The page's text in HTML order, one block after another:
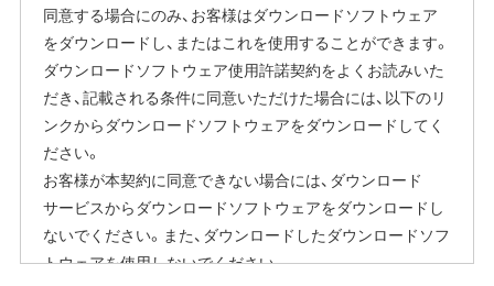
同意する場合にのみ、お客様はダウンロードソフトウェア
をダウンロードし、またはこれを使用することができます。
ダウンロードソフトウェア使用許諾契約をよくお読みいた
だき、記載される条件に同意いただけた場合には、以下のリ
ンクからダウンロードソフトウェアをダウンロードしてく
ださい。
お客様が本契約に同意できない場合には、ダウンロード
サービスからダウンロードソフトウェアをダウンロードし
ないでください。また、ダウンロードしたダウンロードソフ
トウェアを使用しないでください。